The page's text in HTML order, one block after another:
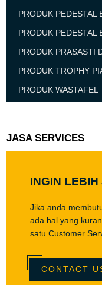
PRODUK PEDESTAL
PRODUK PEDESTAL
PRODUK PRASASTI
PRODUK TROPHY
PRODUK WASTAFEL
JASA SERVICES
INGIN
Jika anda
ada hal yang
satu Customer
CONTACT